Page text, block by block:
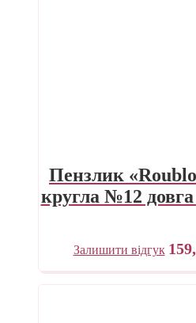
Пензлик
кругла №12
Залишити відгук